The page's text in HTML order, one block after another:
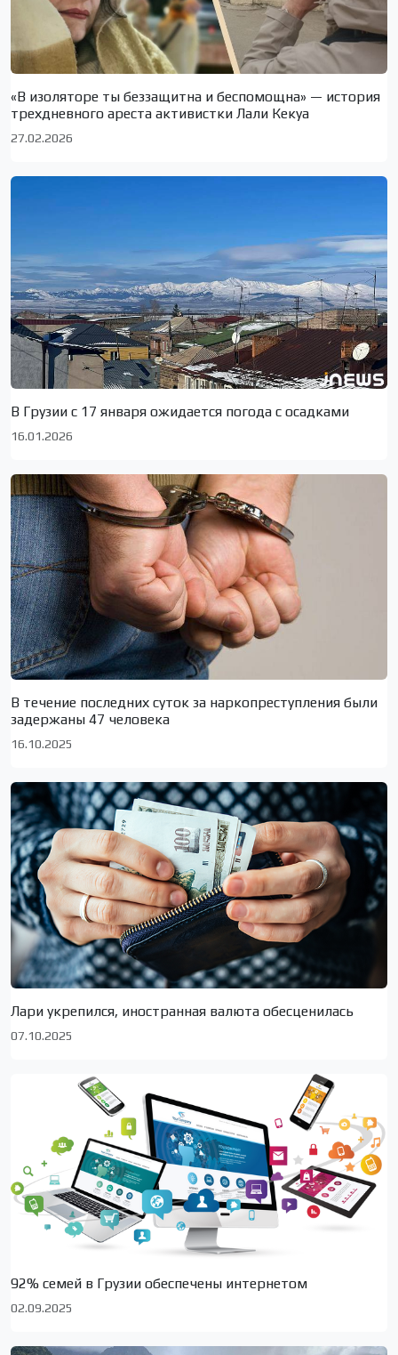
«В изоляторе ты беззащитна и беспомощна» — история
трехдневного ареста активистки Лали Кекуа
27.02.2026
В Грузии с 17 января ожидается погода с осадками
16.01.2026
В течение последних суток за наркопреступления были
задержаны 47 человека
16.10.2025
Лари укрепился, иностранная валюта обесценилась
07.10.2025
92% семей в Грузии обеспечены интернетом
02.09.2025